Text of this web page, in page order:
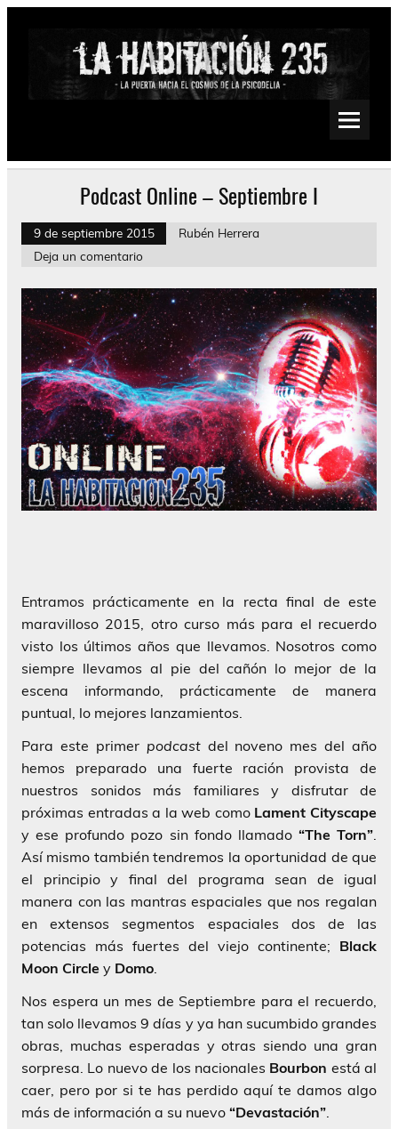
Saltar
Psychedelic, Stoner, Doom, Sludge, Fuzz, Space, Drone
Podcast Online – Septiembre I
9 de septiembre 2015
Rubén Herrera
Deja un comentario
Entramos prácticamente en la recta final de este
maravilloso 2015, otro curso más para el recuerdo
visto los últimos años que llevamos. Nosotros como
siempre llevamos al pie del cañón lo mejor de la
escena informando, prácticamente de manera
puntual, lo mejores lanzamientos.
Para este primer podcastdel noveno mes del año
hemos preparado una fuerte ración provista de
nuestros sonidos más familiares y disfrutar de
próximas entradas a la web como Lament Cityscape
y ese profundo pozo sin fondo llamado “The Torn”.
Así mismo también tendremos la oportunidad de que
el principio y final del programa sean de igual
manera con las mantras espaciales que nos regalan
en extensos segmentos espaciales dos de las
potencias más fuertes del viejo continente; Black
Moon Circle y Domo.
Nos espera un mes de Septiembre para el recuerdo,
tan solo llevamos 9 días y ya han sucumbido grandes
obras, muchas esperadas y otras siendo una gran
sorpresa. Lo nuevo de los nacionales Bourbon está al
caer, pero por si te has perdido aquí te damos algo
más de información a su nuevo “Devastación”.